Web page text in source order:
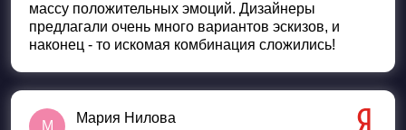
массу положительных эмоций. Дизайнеры
предлагали очень много вариантов эскизов, и
наконец - то искомая комбинация сложились!
М
Мария Нилова